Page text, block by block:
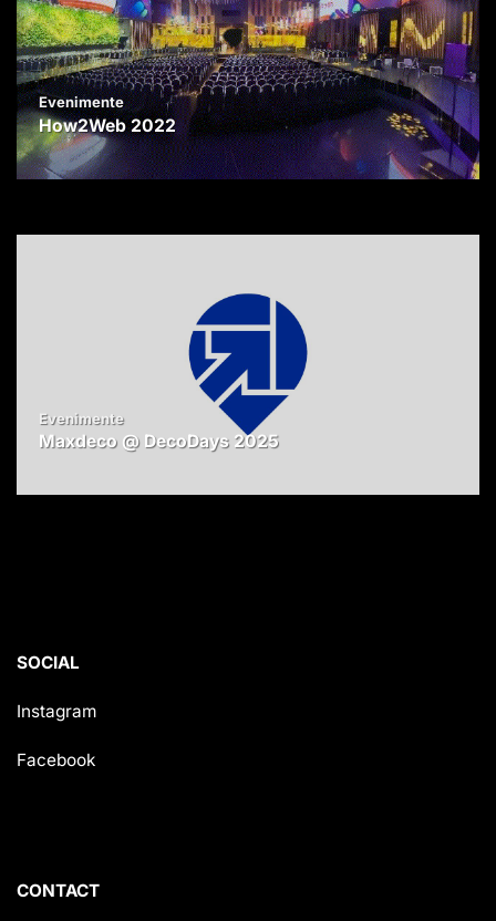
Evenimente
How2Web 2022
Evenimente
Maxdeco @ DecoDays 2025
SOCIAL
Instagram
Facebook
CONTACT